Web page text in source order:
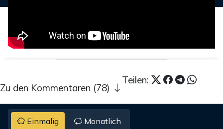
Teilen:
Zu den Kommentaren (78)
Einmalig Monatlich